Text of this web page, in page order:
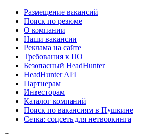
Размещение вакансий
Поиск по резюме
О компании
Наши вакансии
Реклама на сайте
Требования к ПО
Безопасный HeadHunter
HeadHunter API
Партнерам
Инвесторам
Каталог компаний
Поиск по вакансиям в Пушкине
Сетка: соцсеть для нетворкинга